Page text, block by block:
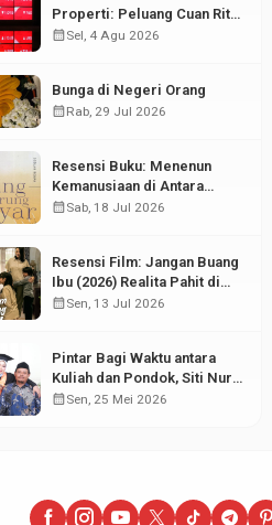
Properti: Peluang Cuan Ritel
di Tengah Fluktuasi Pasar
calendar_monthSel, 4 Agu 2026
Bunga di Negeri Orang
calendar_monthRab, 29 Jul 2026
Resensi Buku: Menenun
Kemanusiaan di Antara
Puing Sejarah
calendar_monthSab, 18 Jul 2026
Resensi Film: Jangan Buang
Ibu (2026) Realita Pahit di
Balik Kesuksesan Anak
calendar_monthSen, 13 Jul 2026
Pintar Bagi Waktu antara
Kuliah dan Pondok, Siti Nur
Aisyah Sabet Gelar
calendar_monthSen, 25 Mei 2026